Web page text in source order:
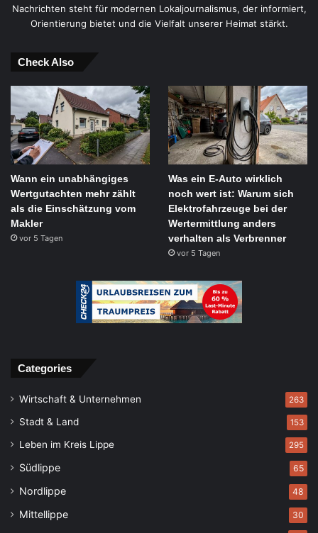
Nachrichten steht für modernen Lokaljournalismus, der informiert,
Orientierung bietet und die Vielfalt unserer Heimat stärkt.
Check Also
Wann ein unabhängiges
Wertgutachten mehr zählt
als die Einschätzung vom
Makler
vor 5 Tagen
Was ein E-Auto wirklich
noch wert ist: Warum sich
Elektrofahrzeuge bei der
Wertermittlung anders
verhalten als Verbrenner
vor 5 Tagen
Categories
Wirtschaft & Unternehmen 263
Stadt & Land 153
Leben im Kreis Lippe 295
Südlippe 65
Nordlippe 48
Mittellippe 30